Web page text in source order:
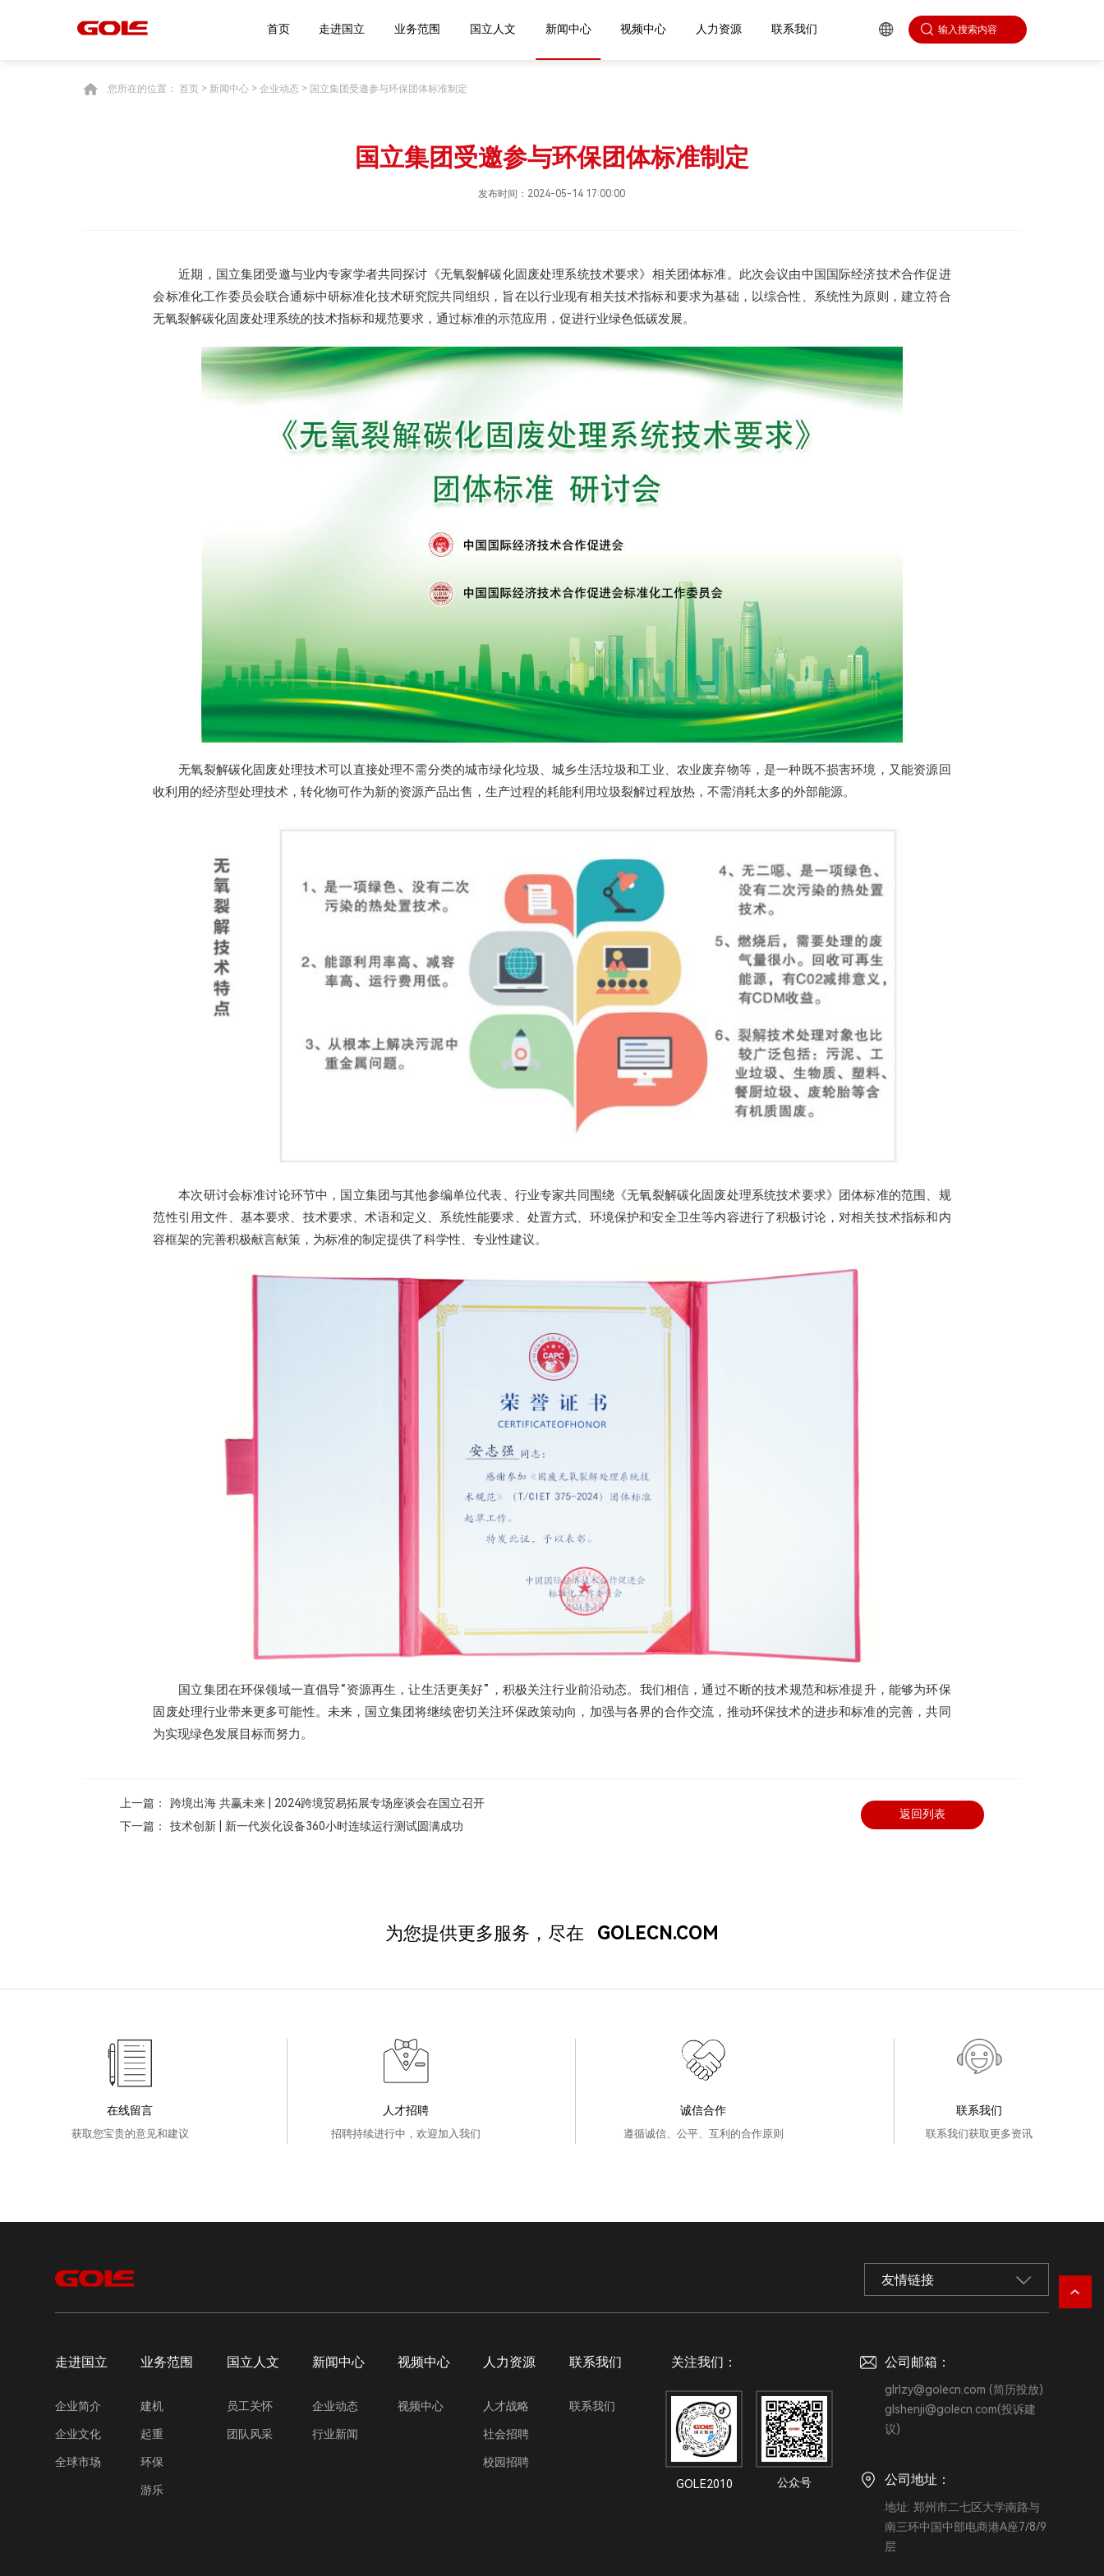
首页 走进国立 业务范围 国立人文 新闻中心 视频中心 人力资源 联系我们
您所在的位置： 首页> 新闻中心> 企业动态 > 国立集团受邀参与环保团体标准制定
国立集团受邀参与环保团体标准制定
发布时间：2024-05-14 17:00:00
近期，国立集团受邀与业内专家学者共同探讨《无氧裂解碳化固废处理系统技术要求》相关团体标准。此次会议由中国国际经济技术合作促进
会标准化工作委员会联合通标中研标准化技术研究院共同组织，旨在以行业现有相关技术指标和要求为基础，以综合性、系统性为原则，建立符合
无氧裂解碳化固废处理系统的技术指标和规范要求，通过标准的示范应用，促进行业绿色低碳发展。
无氧裂解碳化固废处理技术可以直接处理不需分类的城市绿化垃圾、城乡生活垃圾和工业、农业废弃物等，是一种既不损害环境，又能资源回
收利用的经济型处理技术，转化物可作为新的资源产品出售，生产过程的耗能利用垃圾裂解过程放热，不需消耗太多的外部能源。
本次研讨会标准讨论环节中，国立集团与其他参编单位代表、行业专家共同围绕《无氧裂解碳化固废处理系统技术要求》团体标准的范围、规
范性引用文件、基本要求、技术要求、术语和定义、系统性能要求、处置方式、环境保护和安全卫生等内容进行了积极讨论，对相关技术指标和内
容框架的完善积极献言献策，为标准的制定提供了科学性、专业性建议。
国立集团在环保领域一直倡导“资源再生，让生活更美好”，积极关注行业前沿动态。我们相信，通过不断的技术规范和标准提升，能够为环保
固废处理行业带来更多可能性。未来，国立集团将继续密切关注环保政策动向，加强与各界的合作交流，推动环保技术的进步和标准的完善，共同
为实现绿色发展目标而努力。
上一篇：
跨境出海 共赢未来 | 2024跨境贸易拓展专场座谈会在国立召开
下一篇：
技术创新 | 新一代炭化设备360小时连续运行测试圆满成功
返回列表
为您提供更多服务，尽在 GOLECN.COM
在线留言
获取您宝贵的意见和建议
人才招聘
招聘持续进行中，欢迎加入我们
诚信合作
遵循诚信、公平、互利的合作原则
联系我们
联系我们获取更多资讯
友情链接
走进国立
企业简介
企业文化
全球市场
业务范围
建机
起重
环保
游乐
国立人文
员工关怀
团队风采
新闻中心
企业动态
行业新闻
视频中心
视频中心
人力资源
人才战略
社会招聘
校园招聘
联系我们
联系我们
关注我们： 公司邮箱：
glrlzy@golecn.com (简历投放)
glshenji@golecn.com(投诉建
议)
公司地址：
地址: 郑州市二七区大学南路与
南三环中国中部电商港A座7/8/9
层